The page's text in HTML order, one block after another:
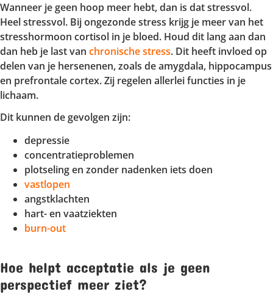
Wanneer je geen hoop meer hebt, dan is dat stressvol.
Heel stressvol. Bij ongezonde stress krijg je meer van het
stresshormoon cortisol in je bloed. Houd dit lang aan dan
dan heb je last van chronische stress. Dit heeft invloed op
delen van je hersenenen, zoals de amygdala, hippocampus
en prefrontale cortex. Zij regelen allerlei functies in je
lichaam.
Dit kunnen de gevolgen zijn:
depressie
concentratieproblemen
plotseling en zonder nadenken iets doen
vastlopen
angstklachten
hart- en vaatziekten
burn-out
Hoe helpt acceptatie als je geen
perspectief meer ziet?